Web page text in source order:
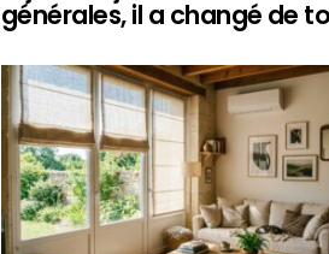
générales, il a changé de